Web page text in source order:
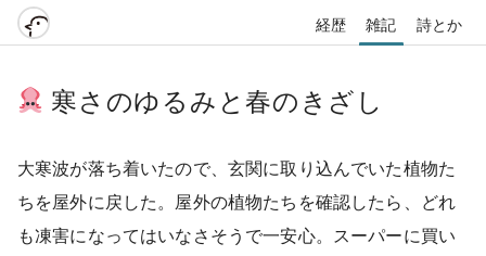
経歴 雑記 詩とか
寒さのゆるみと春のきざし
大寒波が落ち着いたので、玄関に取り込んでいた植物た
ちを屋外に戻した。屋外の植物たちを確認したら、どれ
も凍害になってはいなさそうで一安心。スーパーに買い